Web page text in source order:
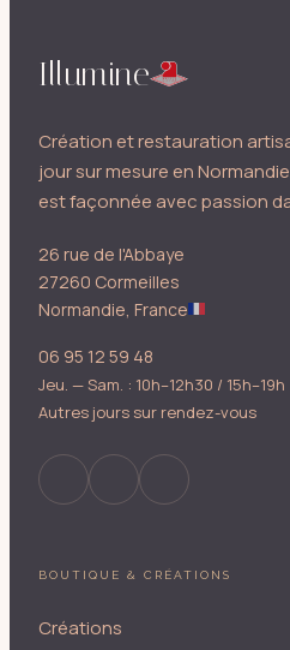
Illumine
Création et restauration
jour sur mesure en
est façonnée avec passion
26 rue de l'Abbaye
27260 Cormeilles
Normandie, France
06 95 12 59 48
Jeu. — Sam. : 10h–12h30 / 15h–19h
Autres jours sur rendez-vous
BOUTIQUE & CRÉATIONS
Créations